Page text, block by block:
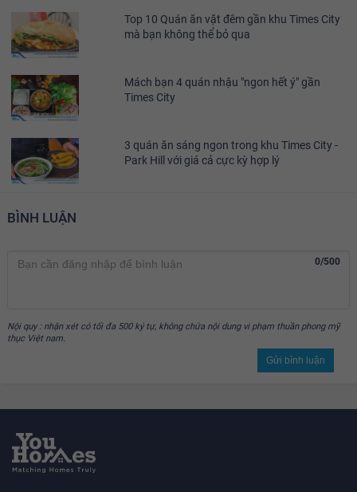
Top 10 Quán ăn vặt đêm gần khu Times City
mà bạn không thể bỏ qua
Mách bạn 4 quán nhậu "ngon hết ý" gần
Times City
3 quán ăn sáng ngon trong khu Times City -
Park Hill với giá cả cực kỳ hợp lý
BÌNH LUẬN
0/500
Nội quy : nhận xét có tối đa 500 ký tự, không chứa nội dung vi phạm thuần phong mỹ
thục Việt nam.
Gửi bình luận